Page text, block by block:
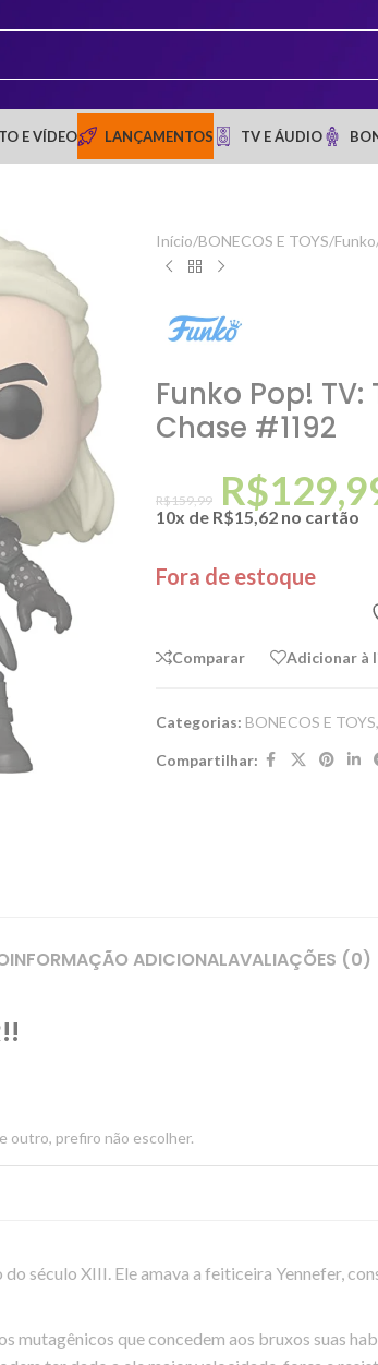
E VÍDEO LANÇAMENTOS TV E ÁUDIO
Início/BONECOS E TOYS/Funko
Funko Pop!
Chase #1192
R$159,99 R$
10x de R$15,62 no cartão
Fora de estoque
Comparar Adicionar à
Categorias: BONECOS E TOYS,
Compartilhar:
INFORMAÇÃO ADICIONALAVALIAÇÕES (0)
outro, prefiro não escolher.
século XIII. Ele amava a feiticeira Yennefer,
mutagênicos que concedem aos bruxos suas